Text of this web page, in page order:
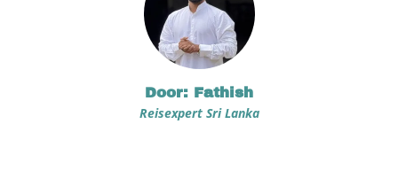
Door: Fathish
Reisexpert Sri Lanka